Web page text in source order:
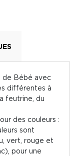
de Bébé avec
différentes à
feutrine, du
des couleurs :
sont
vert, rouge et
pour une